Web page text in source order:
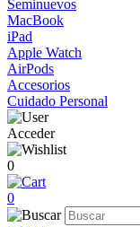
Seminuevos
MacBook
iPad
Apple Watch
AirPods
Accesorios
Cuidado Personal
Acceder
0
0